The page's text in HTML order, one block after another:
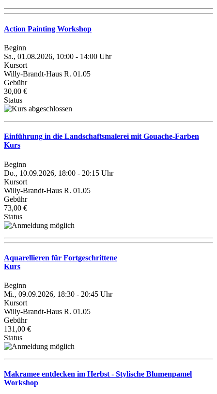
Action Painting Workshop
Beginn
Sa., 01.08.2026, 10:00 - 14:00 Uhr
Kursort
Willy-Brandt-Haus R. 01.05
Gebühr
30,00 €
Status
Einführung in die Landschaftsmalerei mit Gouache-Farben
Kurs
Beginn
Do., 10.09.2026, 18:00 - 20:15 Uhr
Kursort
Willy-Brandt-Haus R. 01.05
Gebühr
73,00 €
Status
Aquarellieren für Fortgeschrittene
Kurs
Beginn
Mi., 09.09.2026, 18:30 - 20:45 Uhr
Kursort
Willy-Brandt-Haus R. 01.05
Gebühr
131,00 €
Status
Makramee entdecken im Herbst - Stylische Blumenpamel
Workshop